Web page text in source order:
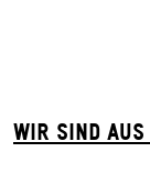
WIR SIND AUS